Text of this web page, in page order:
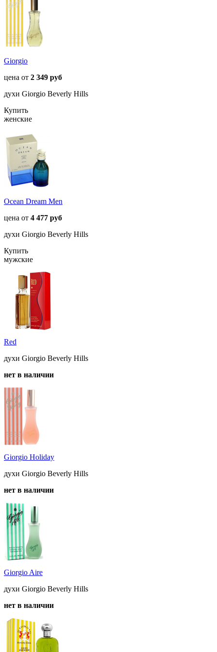
Giorgio
цена от 2 349 руб
духи Giorgio Beverly Hills
Купить
женские
Ocean Dream Men
цена от 4 477 руб
духи Giorgio Beverly Hills
Купить
мужские
Red
духи Giorgio Beverly Hills
нет в наличии
Giorgio Holiday
духи Giorgio Beverly Hills
нет в наличии
Giorgio Aire
духи Giorgio Beverly Hills
нет в наличии